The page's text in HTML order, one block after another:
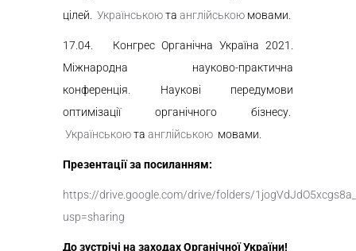
цілей. Українськоюта англійською мовами.
17.04. Конгрес Органічна Україна 2021
Міжнародна науково-практична
конференція. Наукові передумови
оптимізації органічного бізнесу.
Українськоюта англійською мовами.
Презентації за посиланням:
https://drive.google.com/drive/folders/
usp=sharing
До зустрічі на заходах Органічної України!